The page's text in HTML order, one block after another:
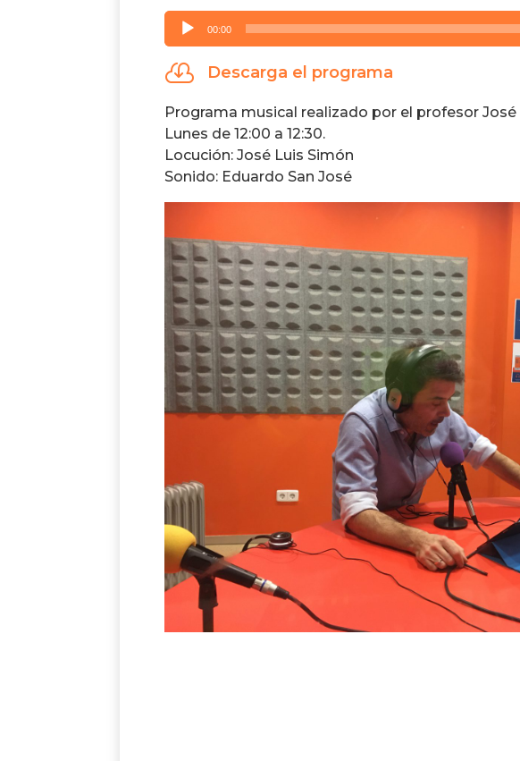
Reproductor
de
audio
00:00
 Descarga el programa
Programa musical realizado por el profesor José
Lunes de 12:00 a 12:30.
Locución: José Luis Simón
Sonido: Eduardo San José